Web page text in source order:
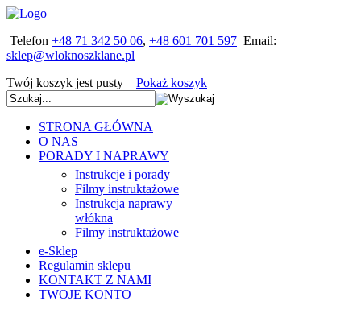
Telefon +48 71 342 50 06, +48 601 701 597 Email:
Twój koszyk jest pusty Pokaż koszyk
STRONA GŁÓWNA
O NAS
PORADY I NAPRAWY
Instrukcje i porady
Filmy instruktażowe
Instrukcja naprawy
włókna
Filmy instruktażowe
e-Sklep
Regulamin sklepu
KONTAKT Z NAMI
TWOJE KONTO